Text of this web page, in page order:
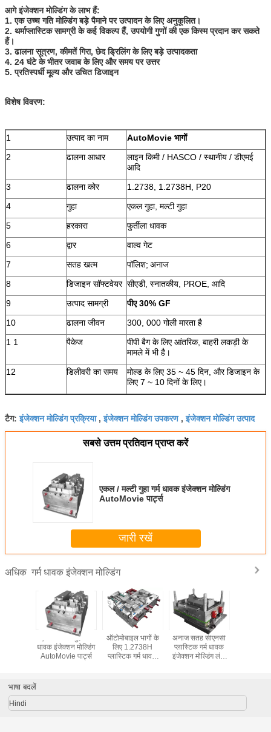
आगे इंजेक्शन मोल्डिंग के लाभ हैं:
1. एक उच्च गति मोल्डिंग बड़े पैमाने पर उत्पादन के लिए अनुकूलित।
2. थर्माप्लास्टिक सामग्री के कई विकल्प हैं, उपयोगी गुणों की एक किस्म प्रदान कर सकते
हैं।
3. ढालना सूत्रण, कीमतें गिरा, छेद ड्रिलिंग के लिए बड़े उत्पादकता
4. 24 घंटे के भीतर जवाब के लिए और समय पर उत्तर
5. प्रतिस्पर्धी मूल्य और उचित डिजाइन
विशेष विवरण:
1 उत्पाद का नाम
AutoMovie भागों
2
ढालना आधार
लाइन किमी / HASCO / स्थानीय / डीएमई
आदि
3
ढालना कोर
1.2738, 1.2738H, P20
4
गुहा
एकल गुहा, मल्टी गुहा
5
हरकारा
फुर्तीला धावक
6
द्वार
वाल्व गेट
7
सतह खत्म पॉलिश; अनाज
8
डिजाइन सॉफ्टवेयर सीएडी, स्नातकीय, PROE, आदि
9
उत्पाद सामग्री
पीए 30% GF
10
ढालना जीवन
300, 000 गोली मारता है
1 1
पैकेज
पीपी बैग के लिए आंतरिक, बाहरी लकड़ी के
मामले में भी है।
12
डिलीवरी का समय
मोल्ड के लिए 35 ~ 45 दिन, और डिजाइन के
लिए 7 ~ 10 दिनों के लिए।
टैग:इंजेक्शन मोल्डिंग प्रक्रिया,इंजेक्शन मोल्डिंग उपकरण,इंजेक्शन मोल्डिंग उत्पाद
सबसे उत्तम प्रतिदान प्राप्त करें
एकल / मल्टी गुहा गर्म धावक इंजेक्शन मोल्डिंग
AutoMovie पार्ट्स
जारी रखें
अधिक गर्म धावक इंजेक्शन मोल्डिंग
एकल / मल्टी गुहा गर्म
धावक इंजेक्शन मोल्डिंग
AutoMovie पार्ट्स
ऑटोमोबाइल भागों के
लिए 1.2738H
प्लास्टिक गर्म धावक
अनाज सतह सीएनसी
प्लास्टिक गर्म धावक
इंजेक्शन मोल्डिंग लंबी
भाषा बदलें
Hindi